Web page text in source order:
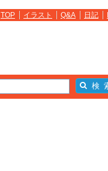
TOP イラスト Q&A 日記